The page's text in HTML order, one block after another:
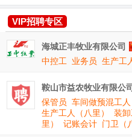
VIP招聘专区
海城正丰牧业有限公司
中控工 业务员 生产工
鞍山市益农牧业有限公司
保管员 车间做预混工人
生产工人（八里）
装卸
里）
记账会计 门卫（